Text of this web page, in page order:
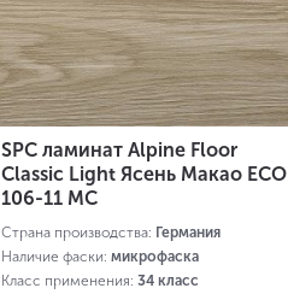
SPC ламинат Alpine Floor
Classic Light Ясень Макао ECO
106-11 MC
Страна производства: Германия
Наличие фаски: микрофаска
Класс применения: 34 класс